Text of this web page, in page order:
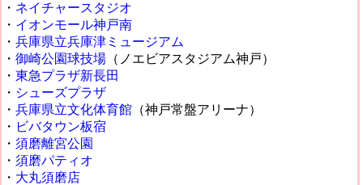
・ ネイチャースタジオ
・ イオンモール神戸南
・ 兵庫県立兵庫津ミュージアム
・ 御崎公園球技場 （ノエビアスタジアム神戸）
・ 東急プラザ新長田
・ シューズプラザ
・ 兵庫県立文化体育館 （神戸常盤アリーナ）
・ ビバタウン板宿
・ 須磨離宮公園
・ 須磨パティオ
・ 大丸須磨店